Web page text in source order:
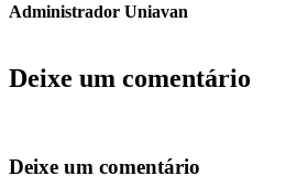
Administrador Uniavan
Deixe um comentário
Deixe um comentário